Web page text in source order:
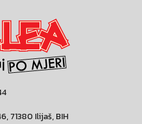
71380 Ilijaš, BIH